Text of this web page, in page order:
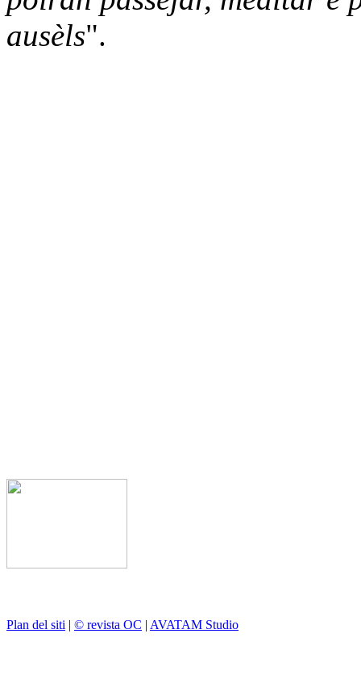
ausèls".
Plan del siti | © revista OC | AVATAM Studio